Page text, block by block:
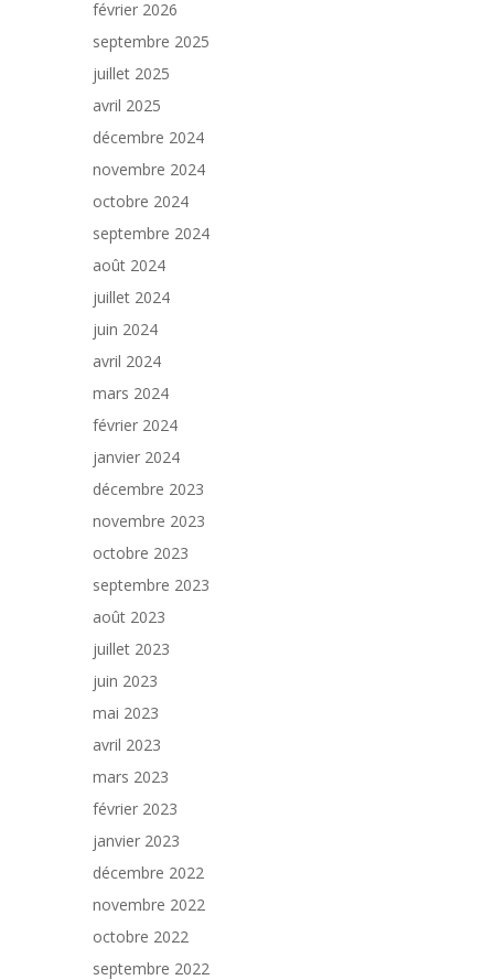
février 2026
septembre 2025
juillet 2025
avril 2025
décembre 2024
novembre 2024
octobre 2024
septembre 2024
août 2024
juillet 2024
juin 2024
avril 2024
mars 2024
février 2024
janvier 2024
décembre 2023
novembre 2023
octobre 2023
septembre 2023
août 2023
juillet 2023
juin 2023
mai 2023
avril 2023
mars 2023
février 2023
janvier 2023
décembre 2022
novembre 2022
octobre 2022
septembre 2022